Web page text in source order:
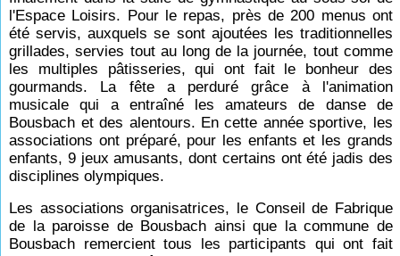
l'Espace Loisirs. Pour le repas, près de 200 menus ont
été servis, auxquels se sont ajoutées les traditionnelles
grillades, servies tout au long de la journée, tout comme
les multiples pâtisseries, qui ont fait le bonheur des
gourmands. La fête a perduré grâce à l'animation
musicale qui a entraîné les amateurs de danse de
Bousbach et des alentours. En cette année sportive, les
associations ont préparé, pour les enfants et les grands
enfants, 9 jeux amusants, dont certains ont été jadis des
disciplines olympiques.
Les associations organisatrices, le Conseil de Fabrique
de la paroisse de Bousbach ainsi que la commune de
Bousbach remercient tous les participants qui ont fait